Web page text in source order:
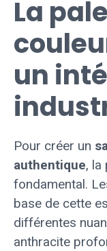
La
un
Pour créer un
authentique, la
fondamental.
base de cette
différentes
anthracite